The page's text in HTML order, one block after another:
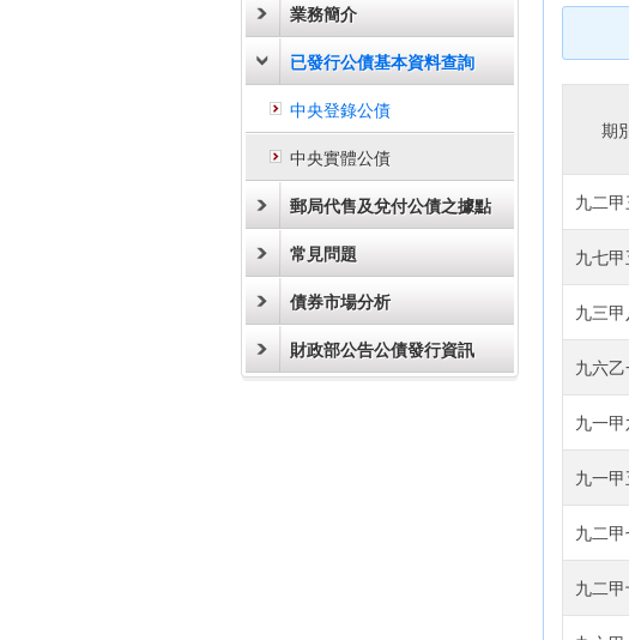
業務簡介
已發行公債基本資料查詢
中央登錄公債
中央實體公債
郵局代售及兌付公債之據點
常見問題
債券市場分析
財政部公告公債發行資訊
期
九二甲
九七甲
九三甲
九六
九一
九一甲
九二
九二